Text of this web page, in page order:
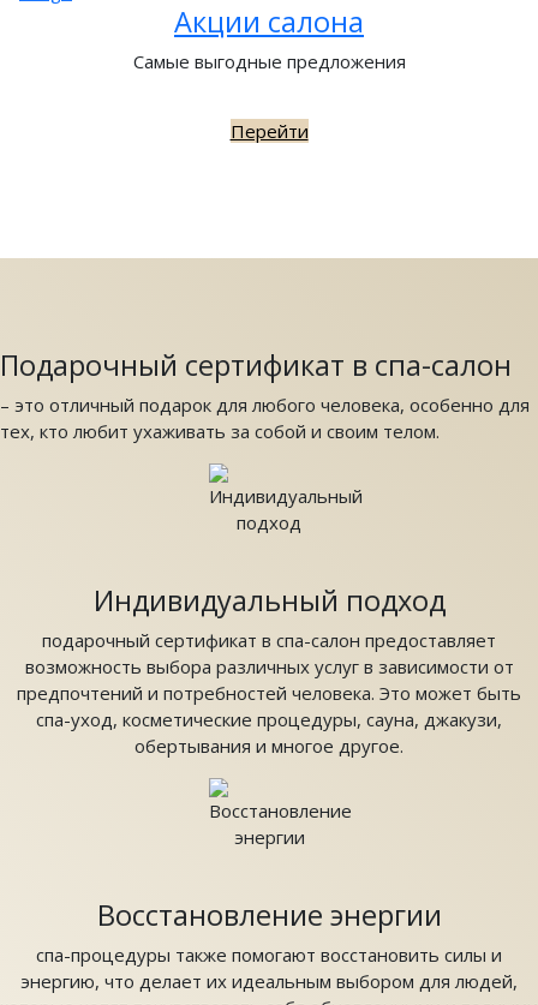
Акции салона
Самые выгодные предложения
Перейти
Подарочный сертификат в спа-салон
– это отличный подарок для любого человека, особенно для
тех, кто любит ухаживать за собой и своим телом.
Индивидуальный подход
подарочный сертификат в спа-салон предоставляет
возможность выбора различных услуг в зависимости от
предпочтений и потребностей человека. Это может быть
спа-уход, косметические процедуры, сауна, джакузи,
обертывания и многое другое.
Восстановление энергии
спа-процедуры также помогают восстановить силы и
энергию, что делает их идеальным выбором для людей,